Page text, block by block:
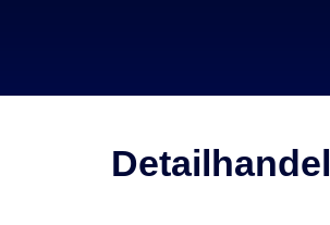
Detailhandel